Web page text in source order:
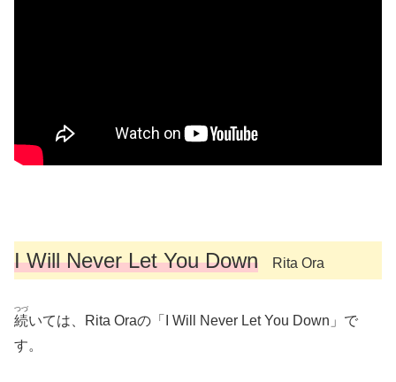
I Will Never Let You Down Rita Ora
続
つづ
いては、Rita Oraの「I Will Never Let You Down」で
す。